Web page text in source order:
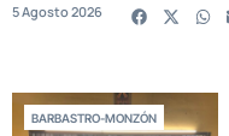
5 Agosto 2026
BARBASTRO-MONZÓN